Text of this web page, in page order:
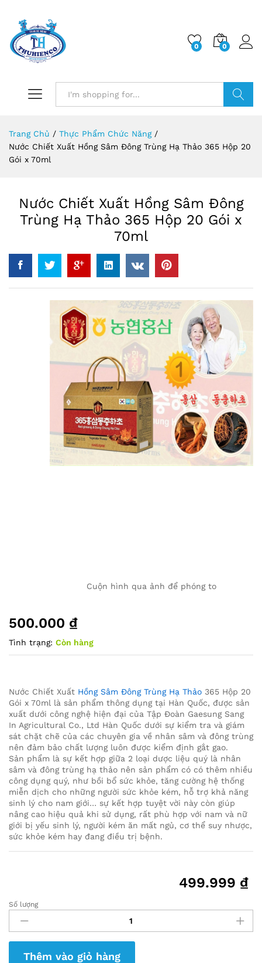
0 0
Trang Chủ / Thực Phẩm Chức Năng /
Nước Chiết Xuất Hồng Sâm Đông Trùng Hạ Thảo 365 Hộp 20
Gói x 70ml
Nước Chiết Xuất Hồng Sâm Đông
Trùng Hạ Thảo 365 Hộp 20 Gói x
70ml
Cuộn hình qua ảnh để phóng to
500.000 ₫
Tình trạng: Còn hàng
Nước Chiết Xuất Hồng Sâm Đông Trùng Hạ Thảo 365 Hộp 20
Gói x 70ml là sản phẩm thông dụng tại Hàn Quốc, được sản
xuất dưới công nghệ hiện đại của Tập Đoàn Gaesung Sang
In Agricultural Co., Ltd Hàn Quốc dưới sự kiểm tra và giám
sát chặt chẽ của các chuyên gia về nhân sâm và đông trùng
nên đảm bảo chất lượng luôn được kiểm định gắt gao.
Sản phẩm là sự kết hợp giữa 2 loại dược liệu quý là nhân
sâm và đông trùng hạ thảo nên sản phẩm có có thêm nhiều
công dụng quý, như bồi bổ sức khỏe, tăng cường hệ thống
miễn dịch cho những người sức khỏe kém, hỗ trợ khả năng
sinh lý cho nam giới… sự kết hợp tuyệt vời này còn giúp
nâng cao hiệu quả khi sử dụng, rất phù hợp với nam và nữ
giới bị yếu sinh lý, người kém ăn mất ngủ, cơ thể suy nhược,
sức khỏe kém hay đang điều trị bệnh.
499.999 ₫
Nước
Chiết
Xuất
Hồng
Số lượng
Thêm vào giỏ hàng